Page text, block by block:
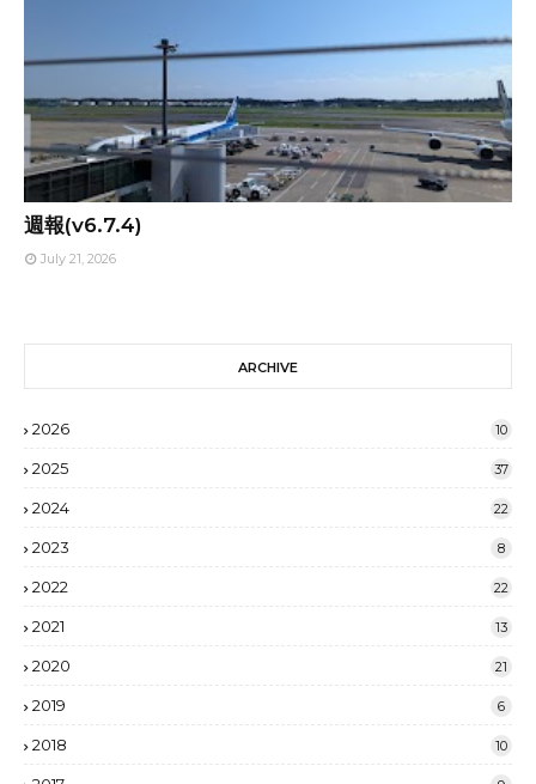
週報(v6.7.4)
July 21, 2026
ARCHIVE
2026 10
2025 37
2024 22
2023 8
2022 22
2021 13
2020 21
2019 6
2018 10